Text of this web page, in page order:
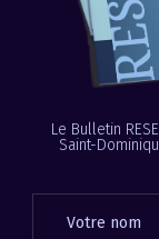
Le Bulletin
Saint-